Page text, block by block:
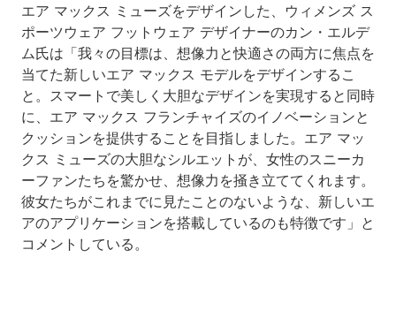
エア マックス ミューズをデザインした、ウィメンズ ス
ポーツウェア フットウェア デザイナーのカン・エルデ
ム氏は「我々の目標は、想像力と快適さの両方に焦点を
当てた新しいエア マックス モデルをデザインするこ
と。スマートで美しく大胆なデザインを実現すると同時
に、エア マックス フランチャイズのイノベーションと
クッションを提供することを目指しました。エア マッ
クス ミューズの大胆なシルエットが、女性のスニーカ
ーファンたちを驚かせ、想像力を掻き立ててくれます。
彼女たちがこれまでに見たことのないような、新しいエ
アのアプリケーションを搭載しているのも特徴です」と
コメントしている。